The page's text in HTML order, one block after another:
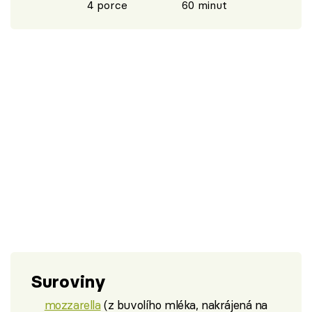
4 porce 60 minut
Suroviny
mozzarella(z buvolího mléka, nakrájená na